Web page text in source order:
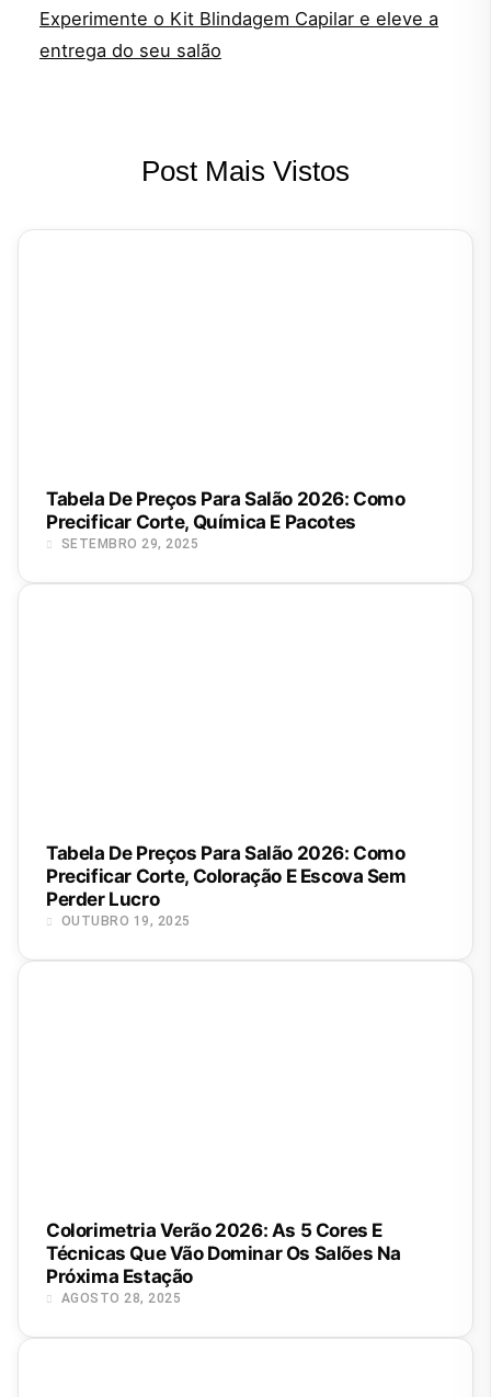
Experimente o Kit Blindagem Capilar e eleve a
entrega do seu salão
Post Mais Vistos
Tabela De Preços Para Salão 2026: Como
Precificar Corte, Química E Pacotes
SETEMBRO 29, 2025
Tabela De Preços Para Salão 2026: Como
Precificar Corte, Coloração E Escova Sem
Perder Lucro
OUTUBRO 19, 2025
Colorimetria Verão 2026: As 5 Cores E
Técnicas Que Vão Dominar Os Salões Na
Próxima Estação
AGOSTO 28, 2025